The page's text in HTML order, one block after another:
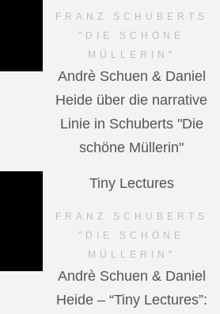
FRANZ SCHUBERTS
"DIE SCHÖNE
MÜLLERIN"
Andrè Schuen & Daniel
Heide über die narrative
Linie in Schuberts "Die
schöne Müllerin"
Tiny Lectures
FRANZ SCHUBERTS
"DIE SCHÖNE
MÜLLERIN"
Andrè Schuen & Daniel
Heide – “Tiny Lectures”: